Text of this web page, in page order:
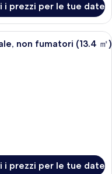
i prezzi per le tue date
d'albergo con un letto
non fumatori (13.4 ㎡)
i prezzi per le tue date